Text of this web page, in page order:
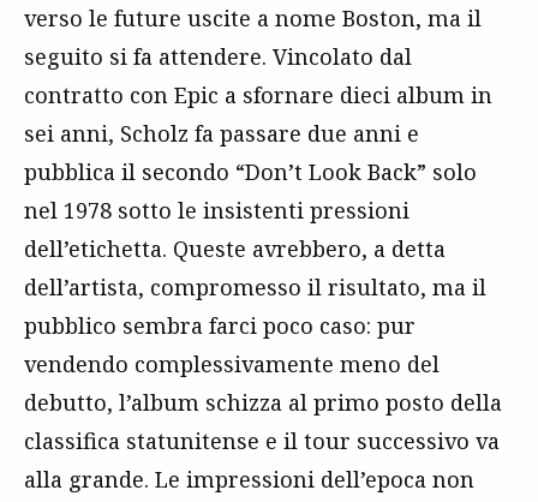
verso le future uscite a nome Boston, ma il
seguito si fa attendere. Vincolato dal
contratto con Epic a sfornare dieci album in
sei anni, Scholz fa passare due anni e
pubblica il secondo “Don’t Look Back” solo
nel 1978 sotto le insistenti pressioni
dell’etichetta. Queste avrebbero, a detta
dell’artista, compromesso il risultato, ma il
pubblico sembra farci poco caso: pur
vendendo complessivamente meno del
debutto, l’album schizza al primo posto della
classifica statunitense e il tour successivo va
alla grande. Le impressioni dell’epoca non